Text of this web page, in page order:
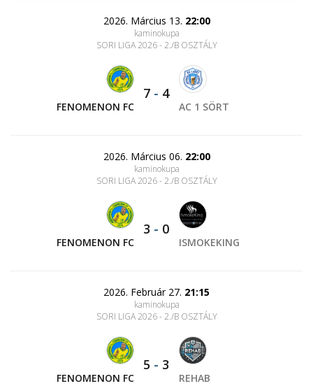
2026. Március 13. 22:00
kaminokupa
SORI LIGA 2026 - 2./B OSZTÁLY
FENOMENON FC
7 - 4
AC 1 SÖRT
2026. Március 06. 22:00
kaminokupa
SORI LIGA 2026 - 2./B OSZTÁLY
FENOMENON FC
3 - 0
ISMOKEKING
2026. Február 27. 21:15
kaminokupa
SORI LIGA 2026 - 2./B OSZTÁLY
FENOMENON FC
5 - 3
REHAB